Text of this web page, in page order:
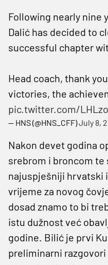
Following nearly nine
Dalić has decided to
successful chapter
Head coach, thank
victories, the
pic.twitter.com/
— HNS (@HNS_CFF)July 8,
Nakon devet godina
srebrom i broncom te
najuspješniji hrvatski
vrijeme za novog
dosad znamo to bi
istu dužnost već
godine. Bilić je prvi
preliminarni